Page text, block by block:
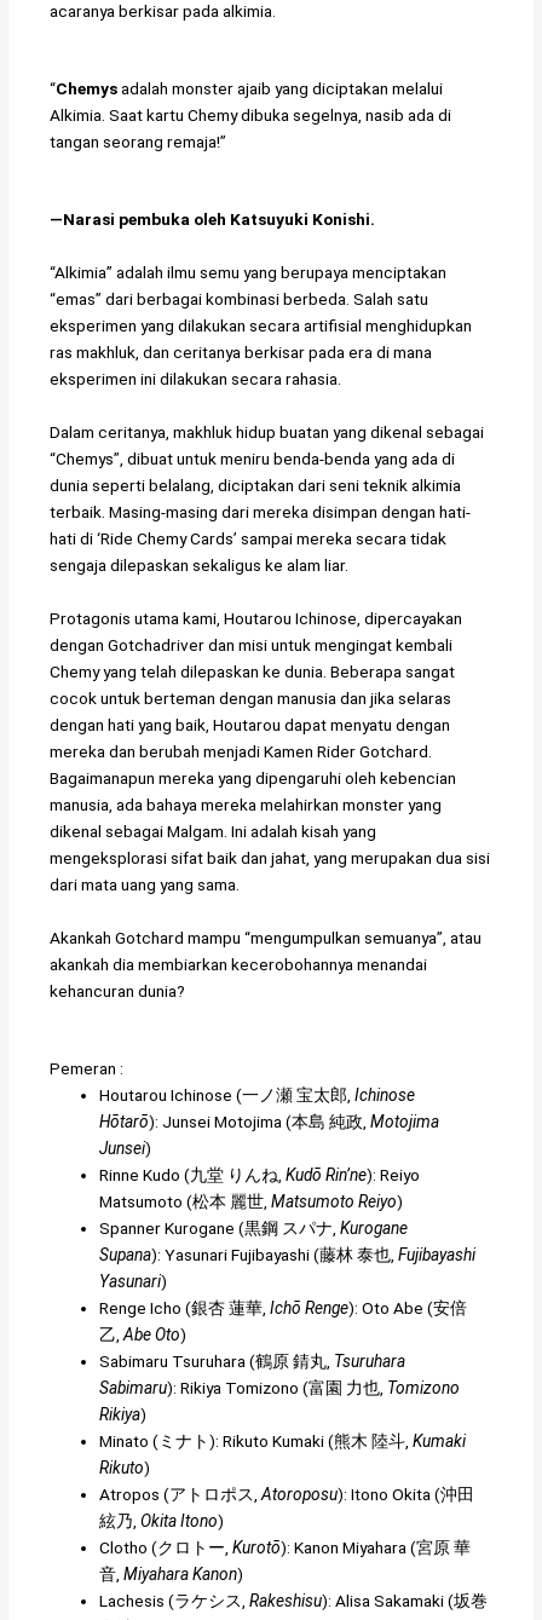
acaranya berkisar pada alkimia.
“Chemysadalah monster ajaib yang diciptakan melalui
Alkimia. Saat kartu Chemy dibuka segelnya, nasib ada di
tangan seorang remaja!”
―Narasi pembuka oleh Katsuyuki Konishi.
“Alkimia” adalah ilmu semu yang berupaya menciptakan
“emas” dari berbagai kombinasi berbeda. Salah satu
eksperimen yang dilakukan secara artifisial menghidupkan
ras makhluk, dan ceritanya berkisar pada era di mana
eksperimen ini dilakukan secara rahasia.
Dalam ceritanya, makhluk hidup buatan yang dikenal sebagai
“Chemys”, dibuat untuk meniru benda-benda yang ada di
dunia seperti belalang, diciptakan dari seni teknik alkimia
terbaik. Masing-masing dari mereka disimpan dengan hati-
hati di ‘Ride Chemy Cards’ sampai mereka secara tidak
sengaja dilepaskan sekaligus ke alam liar.
Protagonis utama kami, Houtarou Ichinose, dipercayakan
dengan Gotchadriver dan misi untuk mengingat kembali
Chemy yang telah dilepaskan ke dunia. Beberapa sangat
cocok untuk berteman dengan manusia dan jika selaras
dengan hati yang baik, Houtarou dapat menyatu dengan
mereka dan berubah menjadi Kamen Rider Gotchard.
Bagaimanapun mereka yang dipengaruhi oleh kebencian
manusia, ada bahaya mereka melahirkan monster yang
dikenal sebagai Malgam. Ini adalah kisah yang
mengeksplorasi sifat baik dan jahat, yang merupakan dua sisi
dari mata uang yang sama.
Akankah Gotchard mampu “mengumpulkan semuanya”, atau
akankah dia membiarkan kecerobohannya menandai
kehancuran dunia?
Pemeran :
Houtarou Ichinose (一ノ瀬 宝太郎 Ichinose
Hōtarō): Junsei Motojima (本島 純政 Motojima
Junsei)
Rinne Kudo (九堂 りんね Kudō Rin’ne): Reiyo
Matsumoto (松本 麗世 Matsumoto Reiyo)
Spanner Kurogane (黒鋼 スパナ Kurogane
Supana): Yasunari Fujibayashi (藤林 泰也 Fujibayashi
Yasunari)
Renge Icho (銀杏 蓮華 Ichō Renge): Oto Abe (安倍
乙 Abe Oto)
Sabimaru Tsuruhara (鶴原 錆丸 Tsuruhara
Sabimaru): Rikiya Tomizono (富園 力也 Tomizono
Rikiya)
Minato (ミナト): Rikuto Kumaki (熊木 陸斗 Kumaki
Rikuto)
Atropos (アトロポス Atoroposu): Itono Okita (沖田
絃乃 Okita Itono)
Clotho (クロトー Kurotō): Kanon Miyahara (宮原 華
音 Miyahara Kanon)
Lachesis (ラケシス Rakeshisu): Alisa Sakamaki (坂巻